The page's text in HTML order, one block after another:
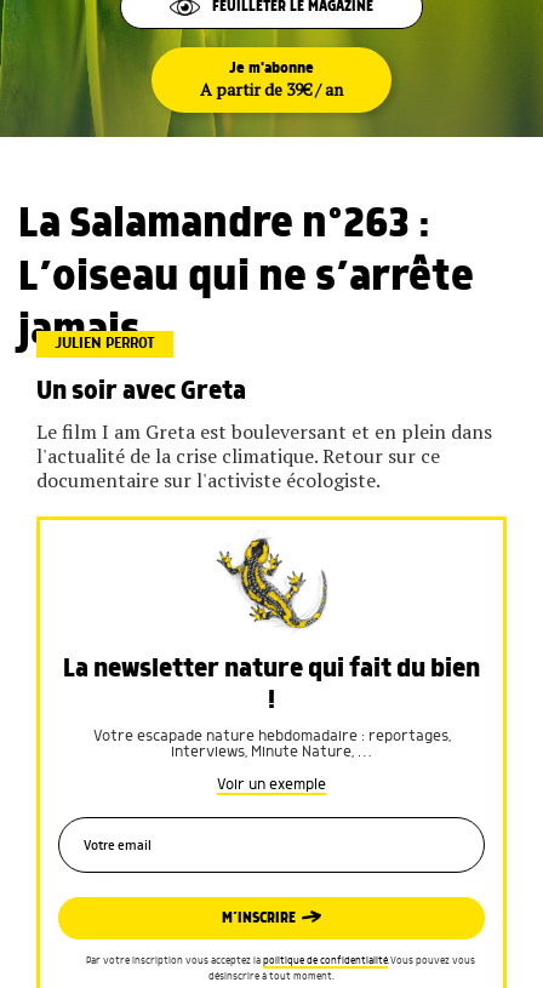
FEUILLETER LE MAGAZINE
Je m'abonne
A partir de 39€ / an
La Salamandre n°263 :
L’oiseau qui ne s’arrête
jamais
JULIEN PERROT
Un soir avec Greta
Le film I am Greta est bouleversant et en plein dans
l'actualité de la crise climatique. Retour sur ce
documentaire sur l'activiste écologiste.
La newsletter nature qui fait du bien
!
Votre escapade nature hebdomadaire : reportages,
interviews, Minute Nature, …
Voir un exemple
M’INSCRIRE
Par votre inscription vous acceptez la politique de confidentialité.Vous pouvez vous
désinscrire à tout moment.